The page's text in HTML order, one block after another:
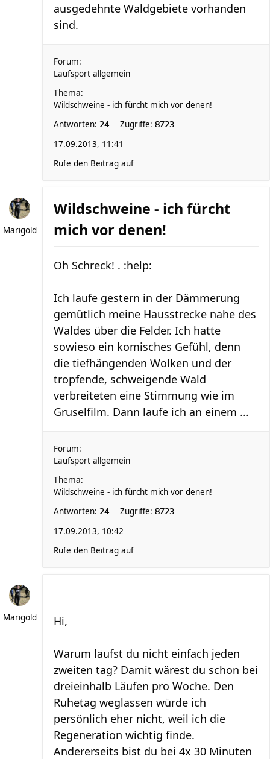
ausgedehnte Waldgebiete vorhanden
sind.
Forum:
Laufsport allgemein
Thema:
Wildschweine - ich fürcht mich vor denen!
Antworten: 24 Zugriffe: 8723
17.09.2013, 11:41
Rufe den Beitrag auf
Marigold
Wildschweine - ich fürcht
mich vor denen!
Oh Schreck! . :help:
Ich laufe gestern in der Dämmerung
gemütlich meine Hausstrecke nahe des
Waldes über die Felder. Ich hatte
sowieso ein komisches Gefühl, denn
die tiefhängenden Wolken und der
tropfende, schweigende Wald
verbreiteten eine Stimmung wie im
Gruselfilm. Dann laufe ich an einem ...
Forum:
Laufsport allgemein
Thema:
Wildschweine - ich fürcht mich vor denen!
Antworten: 24 Zugriffe: 8723
17.09.2013, 10:42
Rufe den Beitrag auf
Marigold Hi,
Warum läufst du nicht einfach jeden
zweiten tag? Damit wärest du schon bei
dreieinhalb Läufen pro Woche. Den
Ruhetag weglassen würde ich
persönlich eher nicht, weil ich die
Regeneration wichtig finde.
Andererseits bist du bei 4x 30 Minuten